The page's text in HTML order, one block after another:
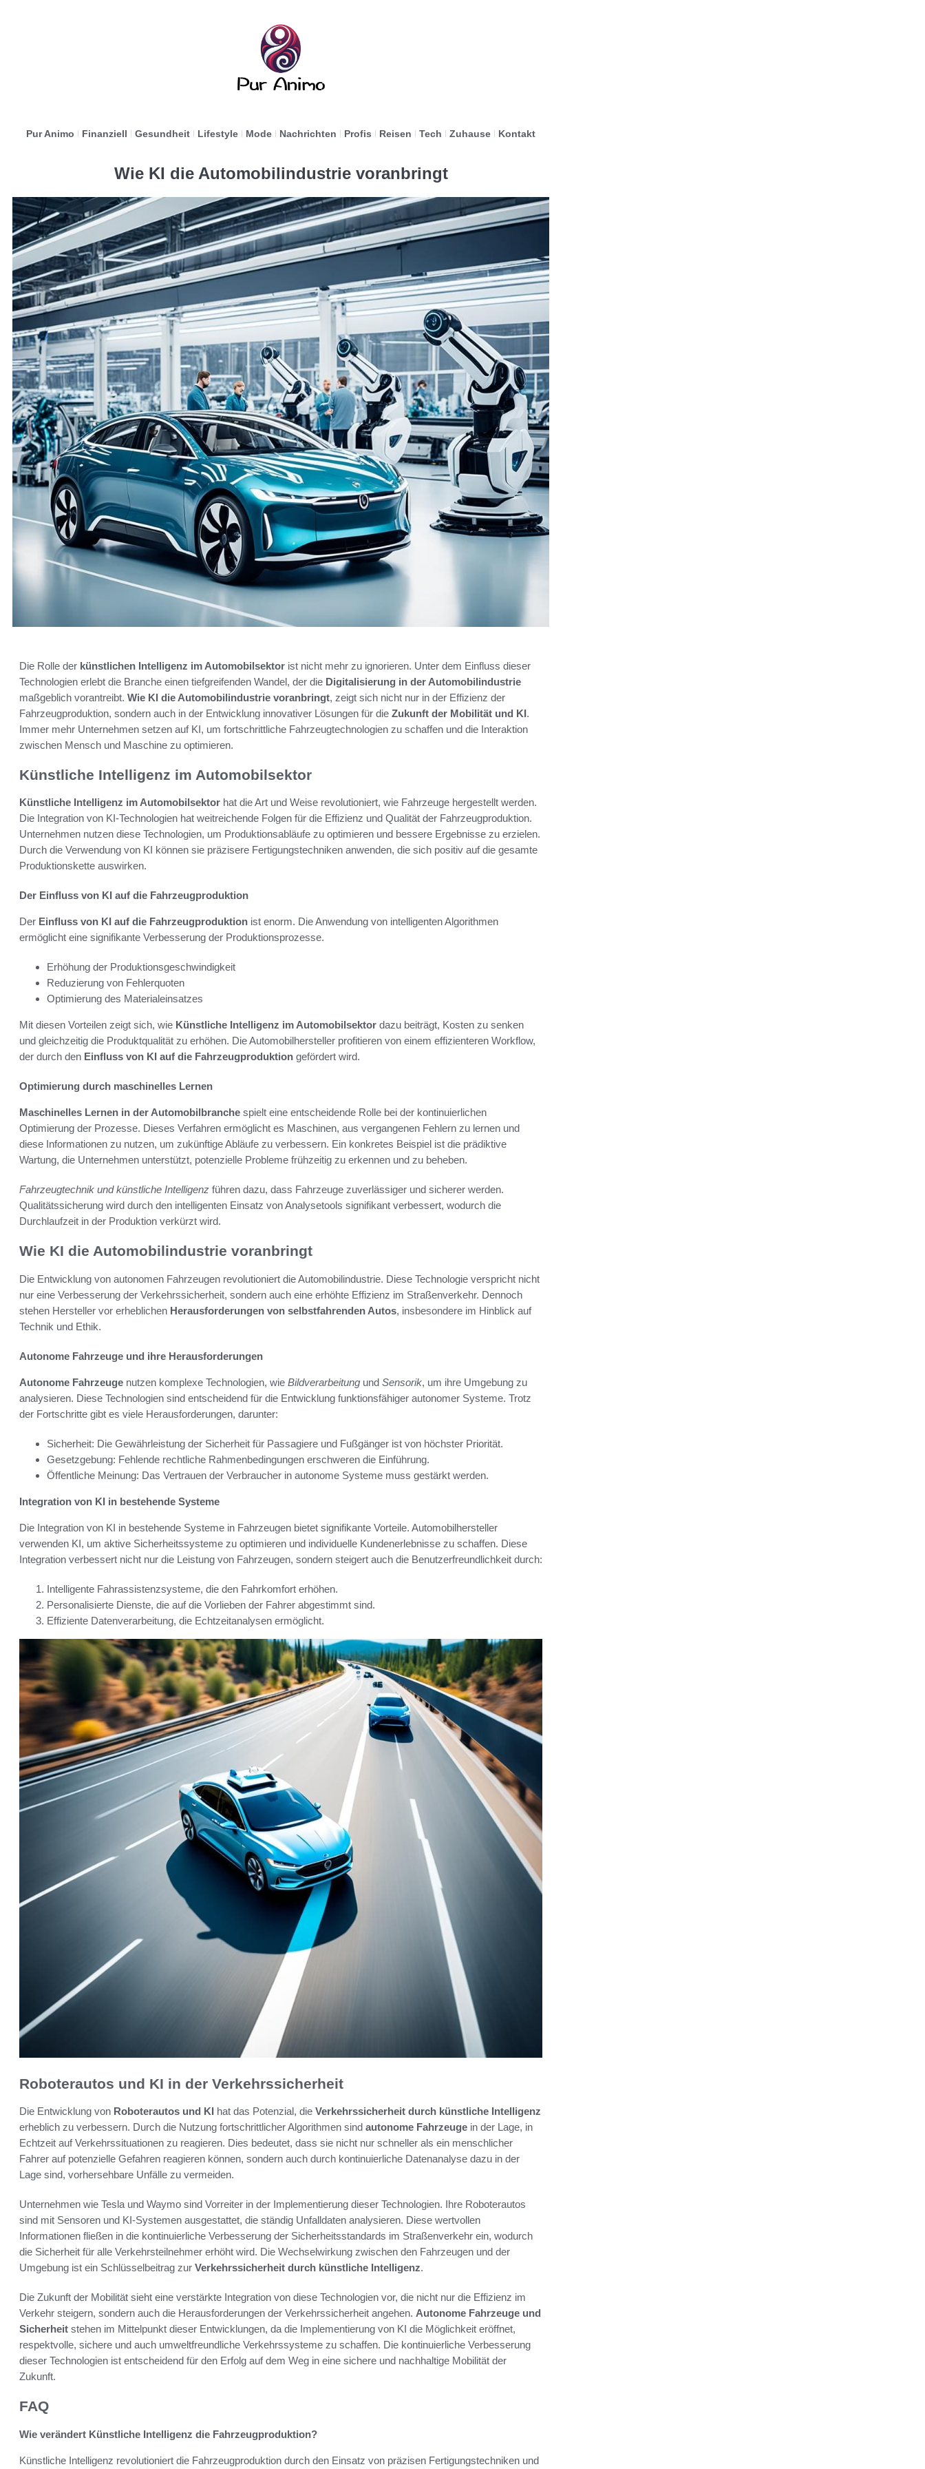
Pur Animo Finanziell Gesundheit Lifestyle Mode Nachrichten Profis Reisen Tech Zuhause Kontakt
Wie KI die Automobilindustrie voranbringt
Die Rolle der künstlichen Intelligenz im Automobilsektor ist nicht mehr zu ignorieren. Unter dem Einfluss dieser
Technologien erlebt die Branche einen tiefgreifenden Wandel, der die Digitalisierung in der Automobilindustrie
maßgeblich vorantreibt. Wie KI die Automobilindustrie voranbringt, zeigt sich nicht nur in der Effizienz der
Fahrzeugproduktion, sondern auch in der Entwicklung innovativer Lösungen für die Zukunft der Mobilität und KI.
Immer mehr Unternehmen setzen auf KI, um fortschrittliche Fahrzeugtechnologien zu schaffen und die Interaktion
zwischen Mensch und Maschine zu optimieren.
Künstliche Intelligenz im Automobilsektor
Künstliche Intelligenz im Automobilsektor hat die Art und Weise revolutioniert, wie Fahrzeuge hergestellt werden.
Die Integration von KI-Technologien hat weitreichende Folgen für die Effizienz und Qualität der Fahrzeugproduktion.
Unternehmen nutzen diese Technologien, um Produktionsabläufe zu optimieren und bessere Ergebnisse zu erzielen.
Durch die Verwendung von KI können sie präzisere Fertigungstechniken anwenden, die sich positiv auf die gesamte
Produktionskette auswirken.
Der Einfluss von KI auf die Fahrzeugproduktion
Der Einfluss von KI auf die Fahrzeugproduktion ist enorm. Die Anwendung von intelligenten Algorithmen
ermöglicht eine signifikante Verbesserung der Produktionsprozesse.
Erhöhung der Produktionsgeschwindigkeit
Reduzierung von Fehlerquoten
Optimierung des Materialeinsatzes
Mit diesen Vorteilen zeigt sich, wie Künstliche Intelligenz im Automobilsektor dazu beiträgt, Kosten zu senken
und gleichzeitig die Produktqualität zu erhöhen. Die Automobilhersteller profitieren von einem effizienteren Workflow,
der durch den Einfluss von KI auf die Fahrzeugproduktion gefördert wird.
Optimierung durch maschinelles Lernen
Maschinelles Lernen in der Automobilbranche spielt eine entscheidende Rolle bei der kontinuierlichen
Optimierung der Prozesse. Dieses Verfahren ermöglicht es Maschinen, aus vergangenen Fehlern zu lernen und
diese Informationen zu nutzen, um zukünftige Abläufe zu verbessern. Ein konkretes Beispiel ist die prädiktive
Wartung, die Unternehmen unterstützt, potenzielle Probleme frühzeitig zu erkennen und zu beheben.
Fahrzeugtechnik und künstliche Intelligenz führen dazu, dass Fahrzeuge zuverlässiger und sicherer werden.
Qualitätssicherung wird durch den intelligenten Einsatz von Analysetools signifikant verbessert, wodurch die
Durchlaufzeit in der Produktion verkürzt wird.
Wie KI die Automobilindustrie voranbringt
Die Entwicklung von autonomen Fahrzeugen revolutioniert die Automobilindustrie. Diese Technologie verspricht nicht
nur eine Verbesserung der Verkehrssicherheit, sondern auch eine erhöhte Effizienz im Straßenverkehr. Dennoch
stehen Hersteller vor erheblichen Herausforderungen von selbstfahrenden Autos, insbesondere im Hinblick auf
Technik und Ethik.
Autonome Fahrzeuge und ihre Herausforderungen
Autonome Fahrzeuge nutzen komplexe Technologien, wie Bildverarbeitung und Sensorik, um ihre Umgebung zu
analysieren. Diese Technologien sind entscheidend für die Entwicklung funktionsfähiger autonomer Systeme. Trotz
der Fortschritte gibt es viele Herausforderungen, darunter:
Sicherheit: Die Gewährleistung der Sicherheit für Passagiere und Fußgänger ist von höchster Priorität.
Gesetzgebung: Fehlende rechtliche Rahmenbedingungen erschweren die Einführung.
Öffentliche Meinung: Das Vertrauen der Verbraucher in autonome Systeme muss gestärkt werden.
Integration von KI in bestehende Systeme
Die Integration von KI in bestehende Systeme in Fahrzeugen bietet signifikante Vorteile. Automobilhersteller
verwenden KI, um aktive Sicherheitssysteme zu optimieren und individuelle Kundenerlebnisse zu schaffen. Diese
Integration verbessert nicht nur die Leistung von Fahrzeugen, sondern steigert auch die Benutzerfreundlichkeit durch:
Intelligente Fahrassistenzsysteme, die den Fahrkomfort erhöhen.
Personalisierte Dienste, die auf die Vorlieben der Fahrer abgestimmt sind.
Effiziente Datenverarbeitung, die Echtzeitanalysen ermöglicht.
Roboterautos und KI in der Verkehrssicherheit
Die Entwicklung von Roboterautos und KI hat das Potenzial, die Verkehrssicherheit durch künstliche Intelligenz
erheblich zu verbessern. Durch die Nutzung fortschrittlicher Algorithmen sind autonome Fahrzeuge in der Lage, in
Echtzeit auf Verkehrssituationen zu reagieren. Dies bedeutet, dass sie nicht nur schneller als ein menschlicher
Fahrer auf potenzielle Gefahren reagieren können, sondern auch durch kontinuierliche Datenanalyse dazu in der
Lage sind, vorhersehbare Unfälle zu vermeiden.
Unternehmen wie Tesla und Waymo sind Vorreiter in der Implementierung dieser Technologien. Ihre Roboterautos
sind mit Sensoren und KI-Systemen ausgestattet, die ständig Unfalldaten analysieren. Diese wertvollen
Informationen fließen in die kontinuierliche Verbesserung der Sicherheitsstandards im Straßenverkehr ein, wodurch
die Sicherheit für alle Verkehrsteilnehmer erhöht wird. Die Wechselwirkung zwischen den Fahrzeugen und der
Umgebung ist ein Schlüsselbeitrag zur Verkehrssicherheit durch künstliche Intelligenz.
Die Zukunft der Mobilität sieht eine verstärkte Integration von diese Technologien vor, die nicht nur die Effizienz im
Verkehr steigern, sondern auch die Herausforderungen der Verkehrssicherheit angehen. Autonome Fahrzeuge und
Sicherheit stehen im Mittelpunkt dieser Entwicklungen, da die Implementierung von KI die Möglichkeit eröffnet,
respektvolle, sichere und auch umweltfreundliche Verkehrssysteme zu schaffen. Die kontinuierliche Verbesserung
dieser Technologien ist entscheidend für den Erfolg auf dem Weg in eine sichere und nachhaltige Mobilität der
Zukunft.
FAQ
Wie verändert Künstliche Intelligenz die Fahrzeugproduktion?
Künstliche Intelligenz revolutioniert die Fahrzeugproduktion durch den Einsatz von präzisen Fertigungstechniken und